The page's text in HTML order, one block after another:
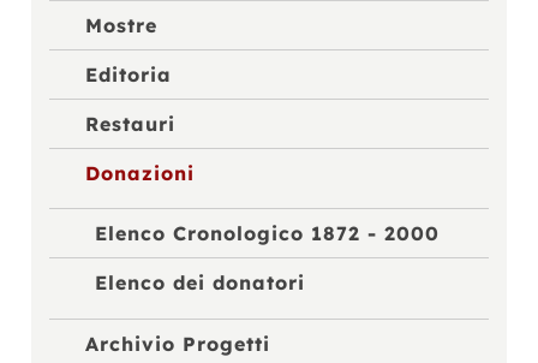
Mostre
Editoria
Restauri
Donazioni
Elenco Cronologico 1872 - 2000
Elenco dei donatori
Archivio Progetti